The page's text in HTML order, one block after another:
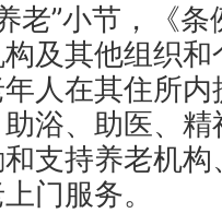
老”小节，《
及其他组织
人在其住所
浴、助医、
支持养老机
门服务。